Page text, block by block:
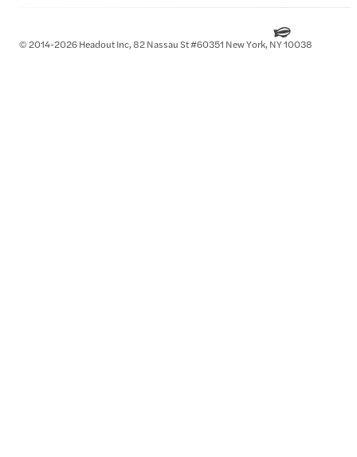
© 2014-2026 Headout Inc, 82 Nassau St #60351 New York, NY 10038